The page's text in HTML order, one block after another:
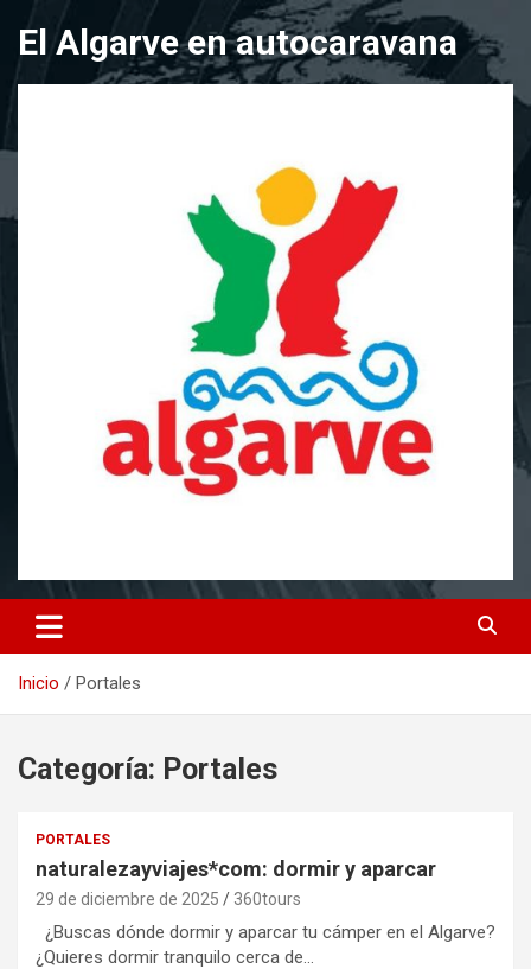
contenido
El Algarve en autocaravana
Inicio Portales
Categoría: Portales
PORTALES
naturalezayviajes*com: dormir y aparcar
29 de diciembre de 2025 360tours
¿Buscas dónde dormir y aparcar tu cámper en el Algarve?
¿Quieres dormir tranquilo cerca de…